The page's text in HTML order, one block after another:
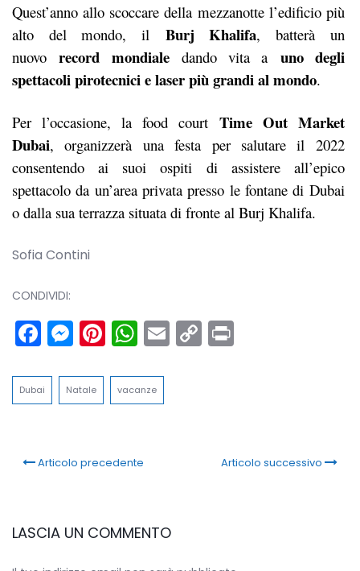
Quest’anno allo scoccare della mezzanotte l’edificio più
alto del mondo, il Burj Khalifa, batterà un
nuovorecord mondialedando vita a uno degli
spettacoli pirotecnici e laser più grandi al mondo.
Per l’occasione, la food court Time Out Market
Dubai, organizzerà una festa per salutare il 2022
consentendo ai suoi ospiti di assistere all’epico
spettacolo da un’area privata presso le fontane di Dubai
o dalla sua terrazza situata di fronte al Burj Khalifa.
Sofia Contini
CONDIVIDI:
Facebook
Messenger
Pinterest
WhatsApp
Email
Copy
Link
Dubai Natale vacanze
Articolo precedente Articolo successivo
LASCIA UN COMMENTO